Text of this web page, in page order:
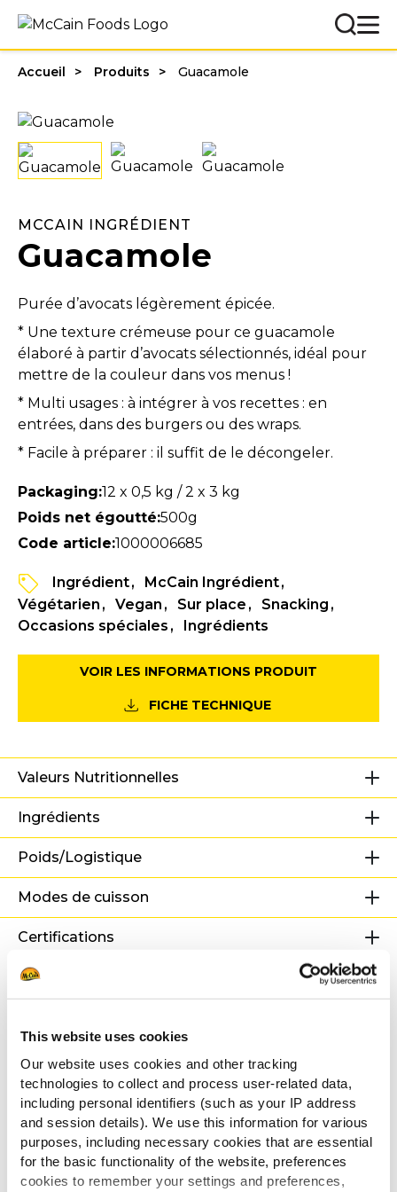
This website uses cookies
Our website uses cookies and other tracking
technologies to collect and process user-related data,
including personal identifiers (such as your IP address
and session details). We use this information for various
purposes, including necessary cookies that are essential
for the basic functionality of the website, preferences
cookies to remember your settings and preferences,
Accueil Produits Guacamole
MCCAIN INGRÉDIENT
Guacamole
Purée d’avocats légèrement épicée.
* Une texture crémeuse pour ce guacamole
élaboré à partir d’avocats sélectionnés, idéal pour
mettre de la couleur dans vos menus !
* Multi usages : à intégrer à vos recettes : en
entrées, dans des burgers ou des wraps.
* Facile à préparer : il suffit de le décongeler.
Packaging:12 x 0,5 kg / 2 x 3 kg
Poids net égoutté:500g
Code article:1000006685
Ingrédient
McCain Ingrédient
Végétarien
Vegan Sur place
Snacking
Occasions spéciales
Ingrédients
VOIR LES INFORMATIONS PRODUIT
FICHE TECHNIQUE
Valeurs Nutritionnelles
Ingrédients
Poids/Logistique
Modes de cuisson
Certifications
Recettes associées
Poutine Potato Pops version
mexicaine